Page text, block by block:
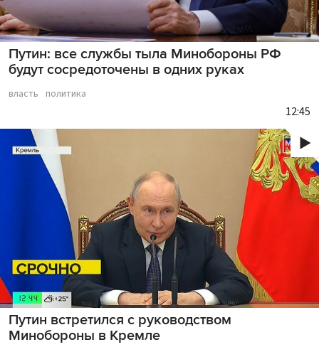
Путин: все службы тыла Минобороны РФ
будут сосредоточены в одних руках
власть политика
Путин встретился с руководством
Минобороны в Кремле
12:45